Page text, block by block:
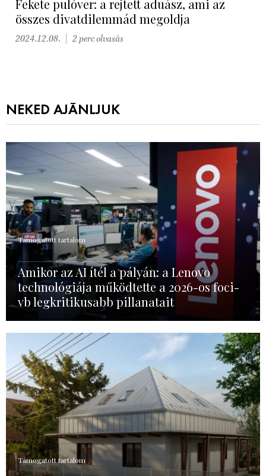
Fekete pulóver: a rejtett aduász, ami az
összes divatdilemmád megoldja
2024.12.08. 2 perc olvasás
NEKED AJÁNLJUK
Támogatott tartalom
Amikor az AI ítél a pályán: a Lenovo
technológiája működtette a 2026-os foci-
vb legkritikusabb pillanatait
Támogatott tartalom